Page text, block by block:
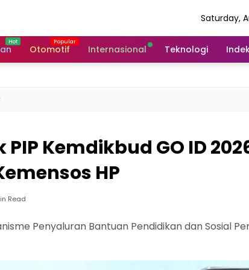
Saturday,
Otomotif Internasional Teknologi
PIP Kemdikbud GO ID
HP
Read
Penyaluran Bantuan Pendidikan dan Sosial